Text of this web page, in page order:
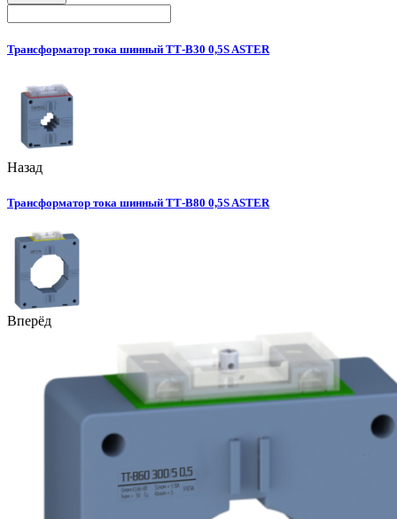
Трансформатор тока шинный ТТ-В30 0,5S ASTER
Назад
Трансформатор тока шинный ТТ-В80 0,5S ASTER
Вперёд